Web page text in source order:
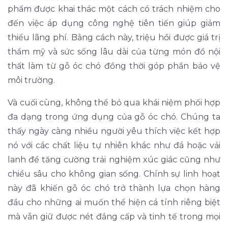
phẩm được khai thác một cách có trách nhiệm cho
đến việc áp dụng công nghệ tiên tiến giúp giảm
thiểu lãng phí. Bằng cách này, triệu hồi được giá trị
thẩm mỹ và sức sống lâu dài của từng món đồ nội
thất làm từ gỗ óc chó đồng thời góp phần bảo vệ
môi trường.
Và cuối cùng, không thể bỏ qua khái niệm phối hợp
đa dạng trong ứng dụng của gỗ óc chó. Chúng ta
thấy ngày càng nhiều người yêu thích việc kết hợp
nó với các chất liệu tự nhiên khác như đá hoặc vải
lanh để tăng cường trải nghiệm xúc giác cũng như
chiều sâu cho không gian sống. Chính sự linh hoạt
này đã khiến gỗ óc chó trở thành lựa chọn hàng
đầu cho những ai muốn thể hiện cá tính riêng biệt
mà vẫn giữ được nét đẳng cấp và tinh tế trong mọi